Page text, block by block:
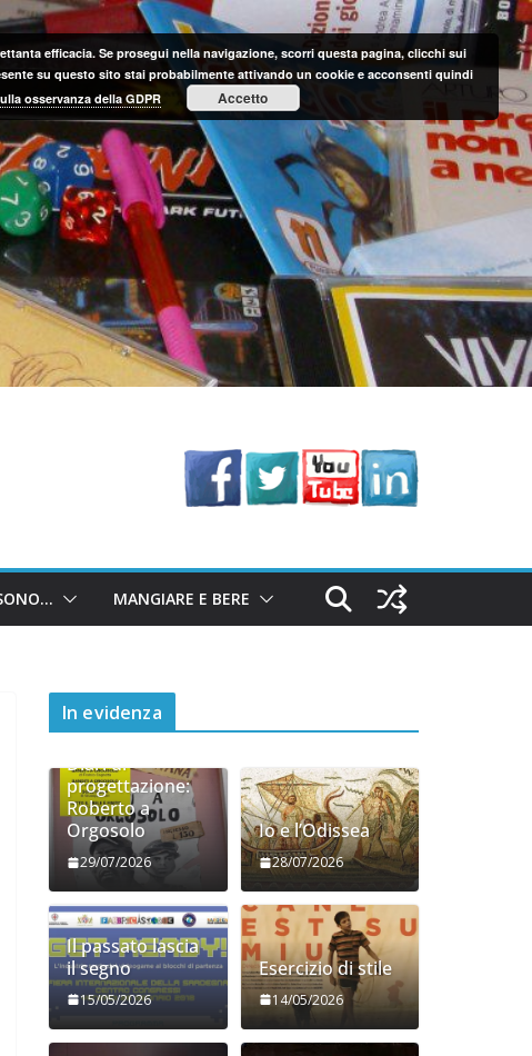
MANGIARE E BERE
In evidenza
Diari di
progettazione:
Roberto a
Orgosolo
29/07/2026
Io e l’Odissea
28/07/2026
Il passato lascia
il segno
15/05/2026
Esercizio di stile
14/05/2026
efficacia. Se prosegui nella navigazione, scorri questa pagina, clicchi sui
su questo sito stai probabilmente attivando un cookie e acconsenti quindi
osservanza della GDPR Accetto